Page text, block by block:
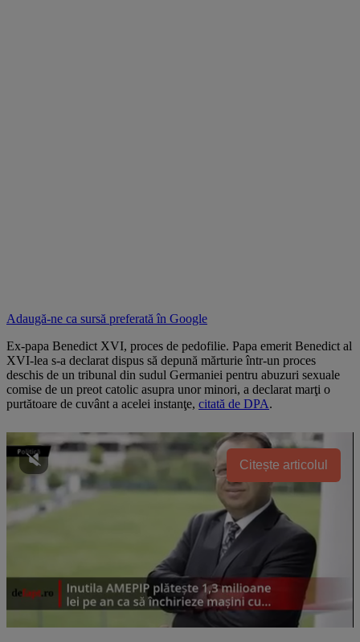
Adaugă-ne ca sursă preferată în Google
Ex-papa Benedict XVI, proces de pedofilie. Papa emerit Benedict al
XVI-lea s-a declarat dispus să depună mărturie într-un proces
deschis de un tribunal din sudul Germaniei pentru abuzuri sexuale
comise de un preot catolic asupra unor minori, a declarat marţi o
purtătoare de cuvânt a acelei instanţe, citată de DPA.
Citește articolul